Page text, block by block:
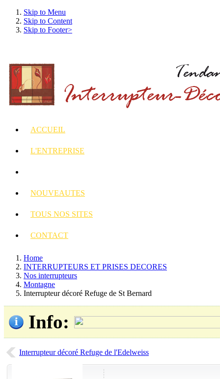
Skip to Menu
Skip to Content
Skip to Footer>
ACCUEIL
L'ENTREPRISE
NOUVEAUTES
TOUS NOS SITES
CONTACT
Home
INTERRUPTEURS ET PRISES DECORES
Nos interrupteurs
Montagne
Interrupteur décoré Refuge de St Bernard
Info:
Interrupteur décoré Refuge de l'Edelweiss